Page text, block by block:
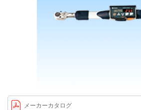
メーカーカタログ